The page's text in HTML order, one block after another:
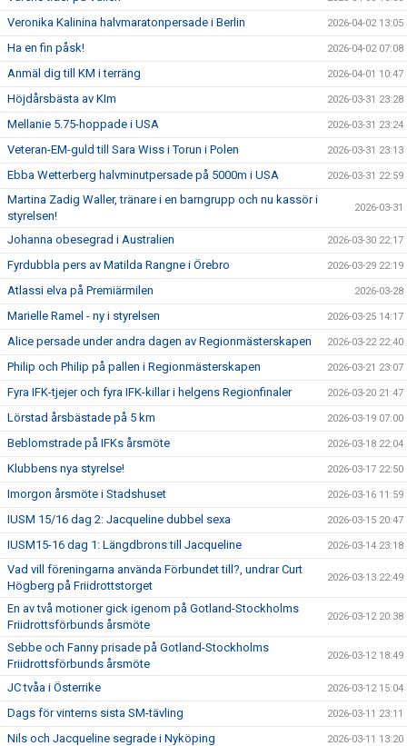
Veronika Kalinina halvmaratonpersade i Berlin 2026-04-02 13:05
Ha en fin påsk! 2026-04-02 07:08
Anmäl dig till KM i terräng 2026-04-01 10:47
Höjdårsbästa av KIm 2026-03-31 23:28
Mellanie 5.75-hoppade i USA 2026-03-31 23:24
Veteran-EM-guld till Sara Wiss i Torun i Polen 2026-03-31 23:13
Ebba Wetterberg halvminutpersade på 5000m i USA 2026-03-31 22:59
Martina Zadig Waller, tränare i en barngrupp och nu kassör i
styrelsen!
2026-03-31
Johanna obesegrad i Australien 2026-03-30 22:17
Fyrdubbla pers av Matilda Rangne i Örebro 2026-03-29 22:19
Atlassi elva på Premiärmilen 2026-03-28
Marielle Ramel - ny i styrelsen 2026-03-25 14:17
Alice persade under andra dagen av Regionmästerskapen 2026-03-22 22:40
Philip och Philip på pallen i Regionmästerskapen 2026-03-21 23:07
Fyra IFK-tjejer och fyra IFK-killar i helgens Regionfinaler 2026-03-20 21:47
Lörstad årsbästade på 5 km 2026-03-19 07:00
Beblomstrade på IFKs årsmöte 2026-03-18 22:04
Klubbens nya styrelse! 2026-03-17 22:50
Imorgon årsmöte i Stadshuset 2026-03-16 11:59
IUSM 15/16 dag 2: Jacqueline dubbel sexa 2026-03-15 20:47
IUSM15-16 dag 1: Längdbrons till Jacqueline 2026-03-14 23:18
Vad vill föreningarna använda Förbundet till?, undrar Curt
Högberg på Friidrottstorget
2026-03-13 22:49
En av två motioner gick igenom på Gotland-Stockholms
Friidrottsförbunds årsmöte
2026-03-12 20:38
Sebbe och Fanny prisade på Gotland-Stockholms
Friidrottsförbunds årsmöte
2026-03-12 18:49
JC tvåa i Österrike 2026-03-12 15:04
Dags för vinterns sista SM-tävling 2026-03-11 23:11
Nils och Jacqueline segrade i Nyköping 2026-03-11 13:20